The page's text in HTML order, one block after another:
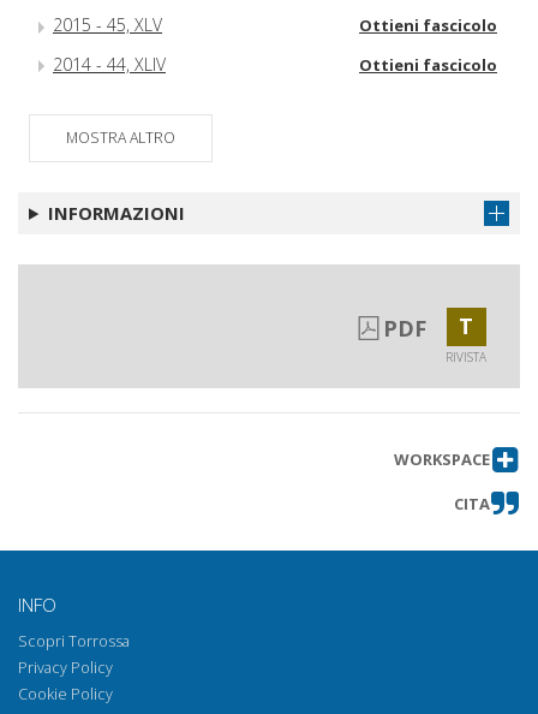
2015 - 45, XLV Ottieni fascicolo
2014 - 44, XLIV Ottieni fascicolo
MOSTRA ALTRO
INFORMAZIONI
PDF T
RIVISTA
WORKSPACE
CITA
INFO
Scopri Torrossa
Privacy Policy
Cookie Policy